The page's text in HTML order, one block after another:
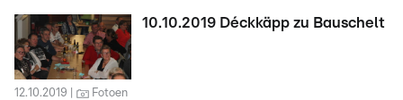
10.10.2019 Déckkäpp zu Bauschelt
12.10.2019 Fotoen